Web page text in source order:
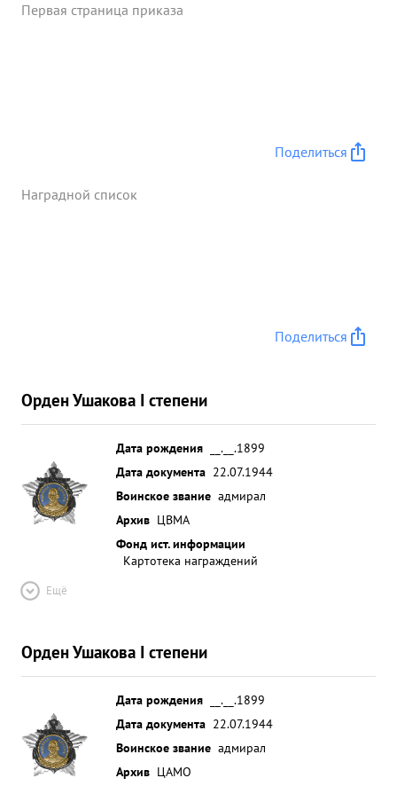
Первая страница приказа
Поделиться
Наградной список
Поделиться
Орден Ушакова I степени
Дата рождения
__.__.1899
Дата документа 22.07.1944
Воинское звание адмирал
Архив ЦВМА
Фонд ист. информации
Картотека награждений
Ещё
Орден Ушакова I степени
Дата рождения
__.__.1899
Дата документа 22.07.1944
Воинское звание адмирал
Архив ЦАМО